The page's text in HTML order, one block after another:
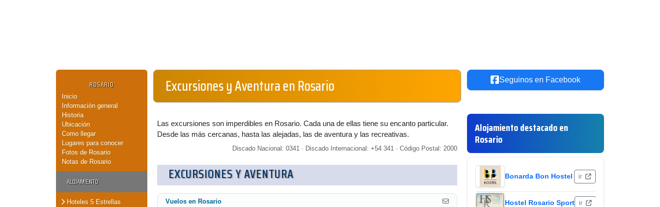
ROSARIO
Inicio
Información general
Historia
Ubicación
Como llegar
Lugares para conocer
Fotos de Rosario
Notas de Rosario
ALOJAMIENTO
Hoteles 5 Estrellas
Excursiones y Aventura en Rosario
Las excursiones son imperdibles en Rosario. Cada una de ellas tiene su encanto particular.
Desde las más cercanas, hasta las alejadas, las de aventura y las recreativas.
Discado Nacional: 0341 · Discado Internacional: +54 341 · Código Postal: 2000
EXCURSIONES Y AVENTURA
Vuelos en Rosario
Seguinos en Facebook
Alojamiento destacado en
Rosario
Bonarda Bon Hostel ir
Hostel Rosario Sport ir